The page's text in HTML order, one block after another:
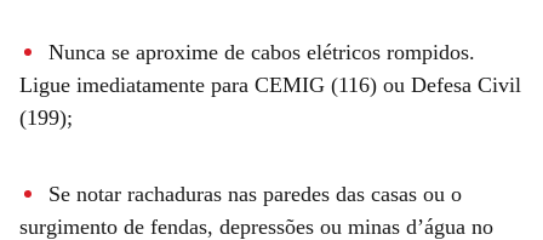
Nunca se aproxime de cabos elétricos rompidos.
Ligue imediatamente para CEMIG (116) ou Defesa Civil
(199);
Se notar rachaduras nas paredes das casas ou o
surgimento de fendas, depressões ou minas d’água no